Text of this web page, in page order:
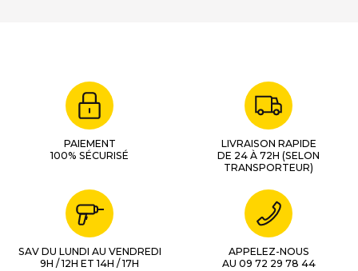
PAIEMENT
100% SÉCURISÉ
LIVRAISON RAPIDE
DE 24 À 72H (SELON
TRANSPORTEUR)
SAV DU LUNDI AU VENDREDI
9H / 12H ET 14H / 17H
APPELEZ-NOUS
AU 09 72 29 78 44